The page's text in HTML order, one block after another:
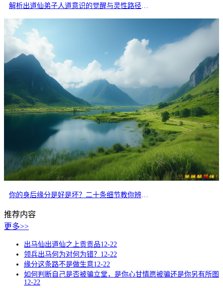
推荐内容
更多>>
出马仙出道仙之上贡贡品12-22
领兵出马何为对何为错？ 12-22
缘分这条路不是做生意12-22
如何判断自己是否被骗立堂，是你心甘情愿被骗还是你另有所图
12-22